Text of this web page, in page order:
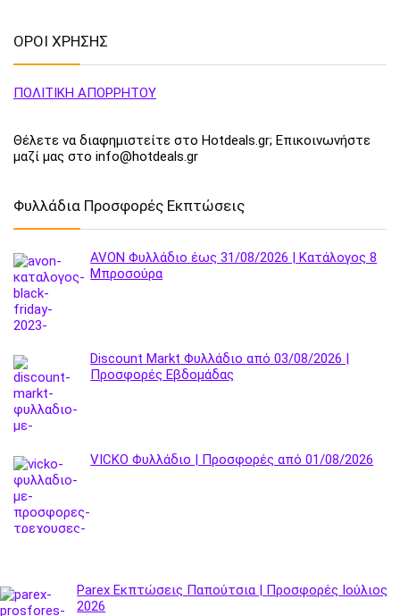
ΟΡΟΙ ΧΡΗΣΗΣ
ΠΟΛΙΤΙΚΗ ΑΠΟΡΡΗΤΟΥ
Θέλετε να διαφημιστείτε στο Hotdeals.gr; Επικοινωνήστε
μαζί μας στο info@hotdeals.gr
Φυλλάδια Προσφορές Εκπτώσεις
AVON Φυλλάδιο έως 31/08/2026 | Κατάλογος 8
Μπροσούρα
Discount Markt Φυλλάδιο από 03/08/2026 |
Προσφορές Εβδομάδας
VICKO Φυλλάδιο | Προσφορές από 01/08/2026
Parex Εκπτώσεις Παπούτσια | Προσφορές Ιούλιος
2026